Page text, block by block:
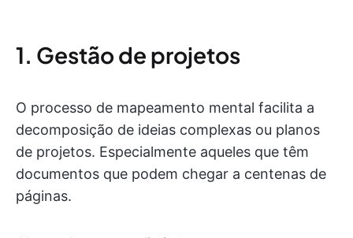
1. Gestão de projetos
O processo de mapeamento mental facilita a
decomposição de ideias complexas ou planos
de projetos. Especialmente aqueles que têm
documentos que podem chegar a centenas de
páginas.